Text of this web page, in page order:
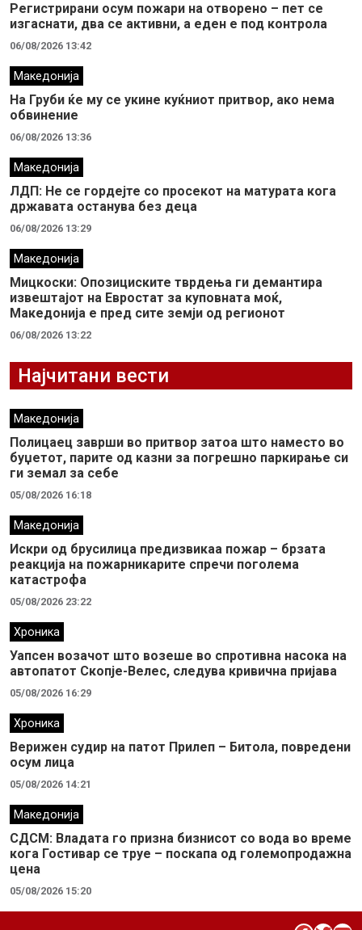
Регистрирани осум пожари на отворено – пет се
изгаснати, два се активни, а еден е под контрола
06/08/2026 13:42
Македонија
На Груби ќе му се укине куќниот притвор, ако нема
обвинение
06/08/2026 13:36
Македонија
ЛДП: Не се гордејте со просекот на матурата кога
државата останува без деца
06/08/2026 13:29
Македонија
Мицкоски: Опозициските тврдења ги демантира
извештајот на Евростат за куповната моќ,
Македонија е пред сите земји од регионот
06/08/2026 13:22
Најчитани вести
Македонија
Полицаец заврши во притвор затоа што наместо во
буџетот, парите од казни за погрешно паркирање си
ги земал за себе
05/08/2026 16:18
Македонија
Искри од брусилица предизвикаа пожар – брзата
реакција на пожарникарите спречи поголема
катастрофа
05/08/2026 23:22
Хроника
Уапсен возачот што возеше во спротивна насока на
автопатот Скопје-Велес, следува кривична пријава
05/08/2026 16:29
Хроника
Верижен судир на патот Прилеп – Битола, повредени
осум лица
05/08/2026 14:21
Македонија
СДСМ: Владата го призна бизнисот со вода во време
кога Гостивар се труе – поскапа од големопродажна
цена
05/08/2026 15:20